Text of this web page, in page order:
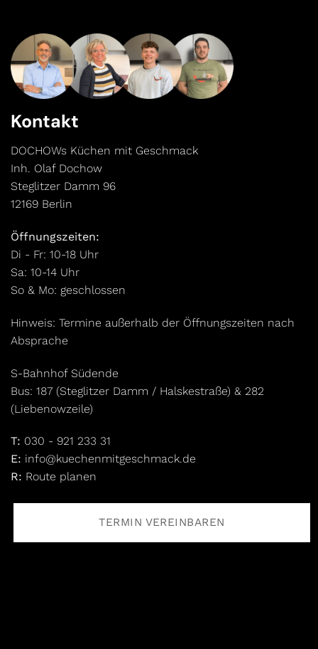
Kontakt
DOCHOWs Küchen mit Geschmack
Inh. Olaf Dochow
Steglitzer Damm 96
12169 Berlin
Öffnungszeiten:
Di - Fr: 10-18 Uhr
Sa: 10-14 Uhr
So & Mo: geschlossen
Hinweis: Termine außerhalb der Öffnungszeiten nach
Absprache
S-Bahnhof Südende
Bus: 187 (Steglitzer Damm / Halskestraße) & 282
(Liebenowzeile)
T: 030 - 921 233 31
E: info@kuechenmitgeschmack.de
R: Route planen
TERMIN VEREINBAREN